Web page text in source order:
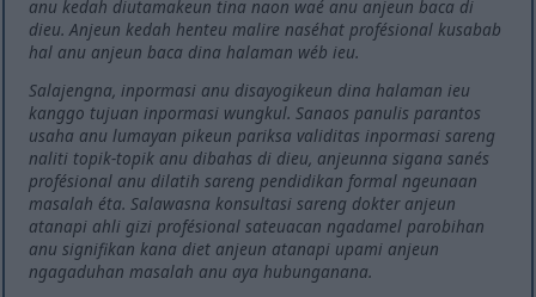
anu kedah diutamakeun tina naon waé anu anjeun baca di
dieu. Anjeun kedah henteu malire naséhat profésional kusabab
hal anu anjeun baca dina halaman wéb ieu.
Salajengna, inpormasi anu disayogikeun dina halaman ieu
kanggo tujuan inpormasi wungkul. Sanaos panulis parantos
usaha anu lumayan pikeun pariksa validitas inpormasi sareng
naliti topik-topik anu dibahas di dieu, anjeunna sigana sanés
profésional anu dilatih sareng pendidikan formal ngeunaan
masalah éta. Salawasna konsultasi sareng dokter anjeun
atanapi ahli gizi profésional sateuacan ngadamel parobihan
anu signifikan kana diet anjeun atanapi upami anjeun
ngagaduhan masalah anu aya hubunganana.